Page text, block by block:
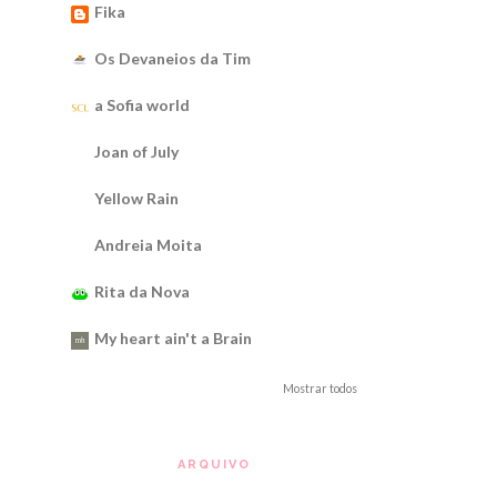
Fika
Os Devaneios da Tim
a Sofia world
Joan of July
Yellow Rain
Andreia Moita
Rita da Nova
My heart ain't a Brain
Mostrar todos
ARQUIVO